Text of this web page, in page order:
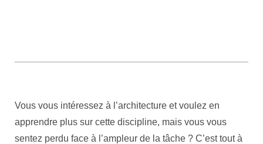
Vous vous intéressez à l’architecture et voulez en
apprendre plus sur cette discipline, mais vous vous
sentez perdu face à l’ampleur de la tâche ? C’est tout à